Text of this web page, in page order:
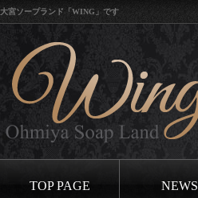
大宮ソープランド「WING」です
TOP PAGE NEWS